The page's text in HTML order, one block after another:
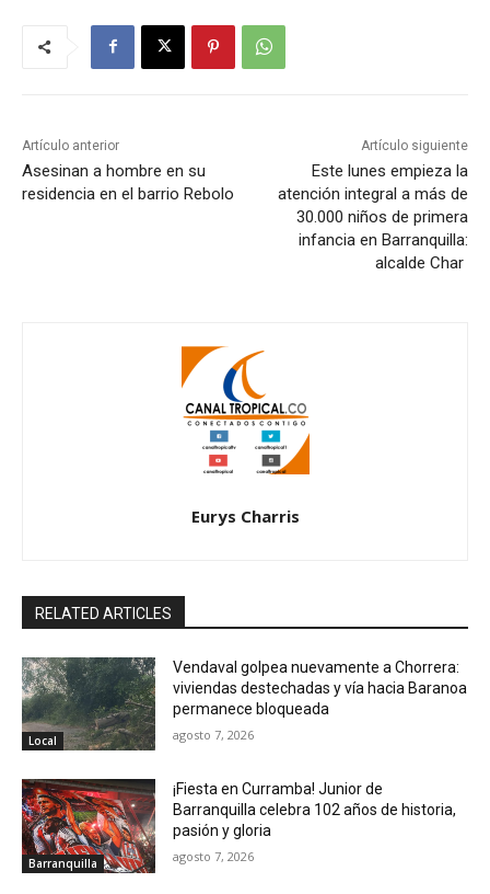
Artículo anterior
Asesinan a hombre en su
residencia en el barrio Rebolo
Artículo siguiente
Este lunes empieza la
atención integral a más de
30.000 niños de primera
infancia en Barranquilla:
alcalde Char
Eurys Charris
RELATED ARTICLES
Local
Vendaval golpea nuevamente a Chorrera:
viviendas destechadas y vía hacia Baranoa
permanece bloqueada
agosto 7, 2026
Barranquilla
¡Fiesta en Curramba! Junior de
Barranquilla celebra 102 años de historia,
pasión y gloria
agosto 7, 2026